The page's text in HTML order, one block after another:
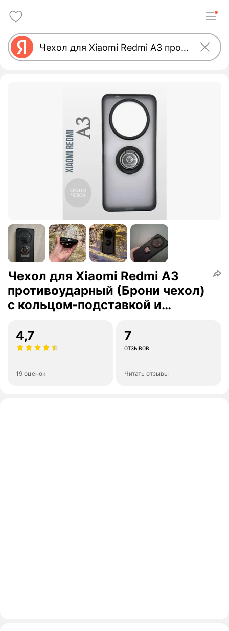
Чехол для Xiaomi Redmi A3
противоударный (Брони чехол)
с кольцом-подставкой и
4,7
19 оценок
7
отзывов
Читать отзывы